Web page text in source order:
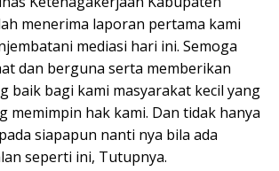
menerima laporan pertama kami
mediasi hari ini. Semoga
dan berguna serta memberikan
baik bagi kami masyarakat kecil yang
memimpin hak kami. Dan tidak hanya
siapapun nanti nya bila ada
seperti ini, Tutupnya.